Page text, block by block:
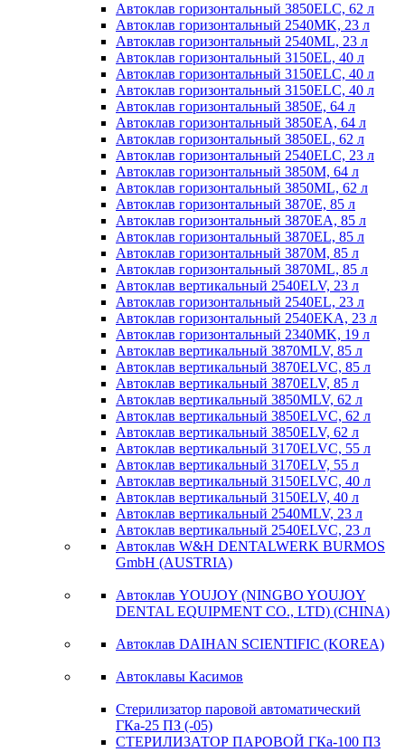
Автоклав горизонтальный 3850ELC, 62 л
Автоклав горизонтальный 2540MK, 23 л
Автоклав горизонтальный 2540ML, 23 л
Автоклав горизонтальный 3150EL, 40 л
Автоклав горизонтальный 3150ELC, 40 л
Автоклав горизонтальный 3150ELC, 40 л
Автоклав горизонтальный 3850E, 64 л
Автоклав горизонтальный 3850EA, 64 л
Автоклав горизонтальный 3850EL, 62 л
Автоклав горизонтальный 2540ELC, 23 л
Автоклав горизонтальный 3850M, 64 л
Автоклав горизонтальный 3850ML, 62 л
Автоклав горизонтальный 3870E, 85 л
Автоклав горизонтальный 3870EA, 85 л
Автоклав горизонтальный 3870EL, 85 л
Автоклав горизонтальный 3870M, 85 л
Автоклав горизонтальный 3870ML, 85 л
Автоклав вертикальный 2540ELV, 23 л
Автоклав горизонтальный 2540EL, 23 л
Автоклав горизонтальный 2540EKA, 23 л
Автоклав горизонтальный 2340MK, 19 л
Автоклав вертикальный 3870MLV, 85 л
Автоклав вертикальный 3870ELVC, 85 л
Автоклав вертикальный 3870ELV, 85 л
Автоклав вертикальный 3850MLV, 62 л
Автоклав вертикальный 3850ELVC, 62 л
Автоклав вертикальный 3850ELV, 62 л
Автоклав вертикальный 3170ELVC, 55 л
Автоклав вертикальный 3170ELV, 55 л
Автоклав вертикальный 3150ELVC, 40 л
Автоклав вертикальный 3150ELV, 40 л
Автоклав вертикальный 2540MLV, 23 л
Автоклав вертикальный 2540ELVC, 23 л
Автоклав W&H DENTALWERK BURMOS
GmbH (AUSTRIA)
Автоклав YOUJOY (NINGBO YOUJOY
DENTAL EQUIPMENT CO., LTD) (CHINA)
Автоклав DAIHAN SCIENTIFIC (KOREA)
Автоклавы Касимов
Стерилизатор паровой автоматический
ГКа-25 ПЗ (-05)
СТЕРИЛИЗАТОР ПАРОВОЙ ГКа-100 ПЗ